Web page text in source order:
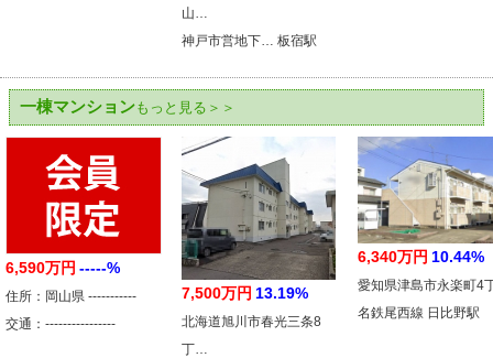
山…
神戸市営地下… 板宿駅
一棟マンションもっと見る＞＞
6,590万円 -----%
住所：岡山県 -----------
交通：----------------
7,500万円 13.19%
北海道旭川市春光三条8
丁…
6,340万円 10.44%
愛知県津島市永楽町4
名鉄尾西線 日比野駅